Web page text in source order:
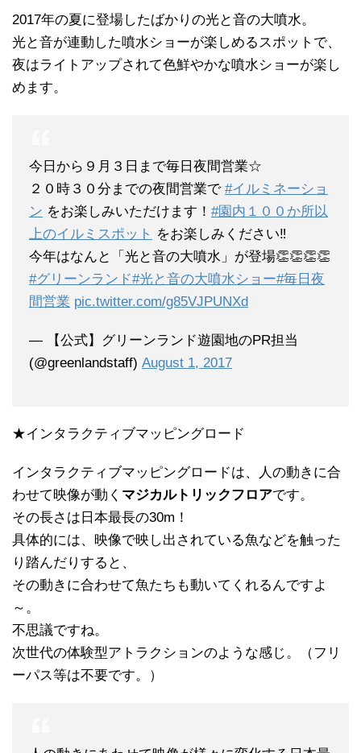
2017年の夏に登場したばかりの光と音の大噴水。
光と音が連動した噴水ショーが楽しめるスポットで、
夜はライトアップされて色鮮やかな噴水ショーが楽し
めます。
今日から９月３日まで毎日夜間営業☆
２０時３０分までの夜間営業で #イルミネーショ
ン をお楽しみいただけます！ #園内１００か所以
上のイルミスポット をお楽しみください‼️
今年はなんと「光と音の大噴水」が登場👏👏👏👏
#グリーンランド#光と音の大噴水ショー#毎日夜
間営業 pic.twitter.com/g85VJPUNXd
— 【公式】グリーンランド遊園地のPR担当
(@greenlandstaff) August 1, 2017
★インタラクティブマッピングロード
インタラクティブマッピングロードは、人の動きに合
わせて映像が動く マジカルトリックフロアです。
その長さは日本最長の30m！
具体的には、映像で映し出されている魚などを触った
り踏んだりすると、
その動きに合わせて魚たちも動いてくれるんですよ
～。
不思議ですね。
次世代の体験型アトラクションのような感じ。（フリ
ーパス等は不要です。）